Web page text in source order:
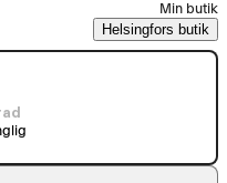
Min butik
Helsingfors butik